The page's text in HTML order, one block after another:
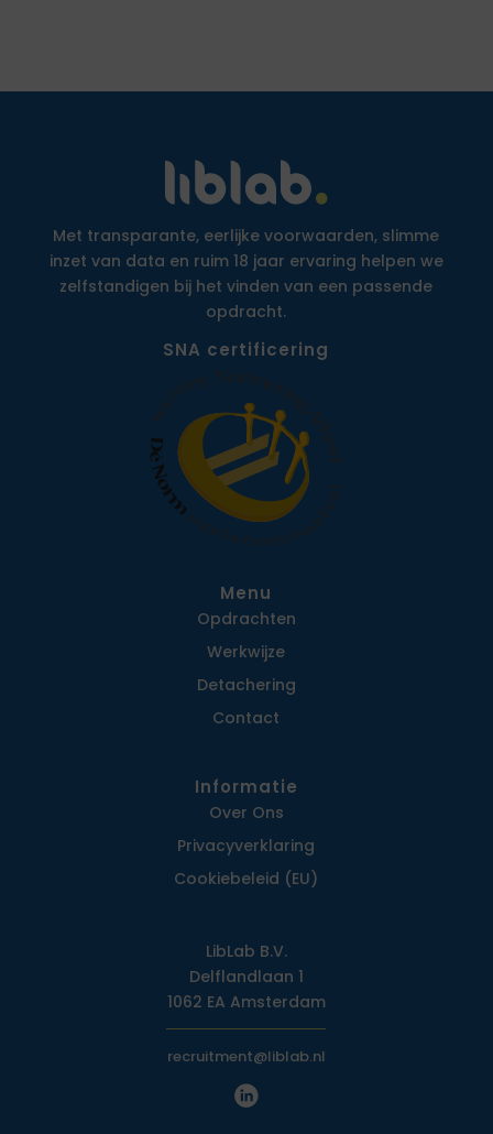
Met transparante, eerlijke voorwaarden, slimme
inzet van data en ruim 18 jaar ervaring helpen we
zelfstandigen bij het vinden van een passende
opdracht.
SNA certificering
Menu
Opdrachten
Werkwijze
Detachering
Contact
Informatie
Over Ons
Privacy­verklaring
Cookiebeleid (EU)
LibLab B.V.
Delflandlaan 1
1062 EA Amsterdam
recruitment@liblab.nl